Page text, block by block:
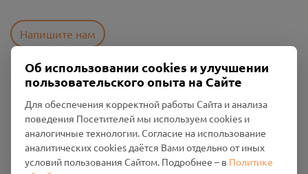
Напишите нам
Пользовательское соглашение
Политика конфиденциальности
Промо-материалы
Настройки cookies
Об использовании cookies и улучшении
пользовательского опыта на Сайте
Для обеспечения корректной работы Сайта и анализа
поведения Посетителей мы используем cookies и
аналогичные технологии. Согласие на использование
аналитических cookies даётся Вами отдельно от иных
условий пользования Сайтом. Подробнее – в Политике